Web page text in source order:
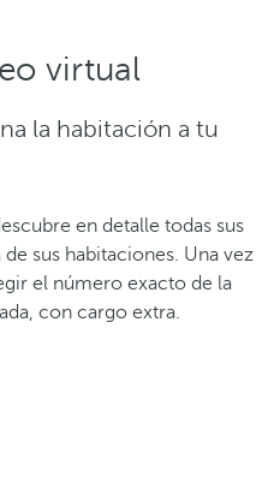
virtual
la habitación a tu
en detalle todas sus
sus habitaciones. Una vez
el número exacto de la
con cargo extra.